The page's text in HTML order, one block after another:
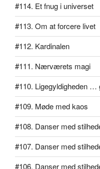
#114. Et fnug i universet
#113. Om at forcere livet
#112. Kardinalen
#111. Nærværets magi
#110. Ligegyldigheden …
#109. Møde med kaos
#108. Danser med
#107. Danser med
#106. Danser med